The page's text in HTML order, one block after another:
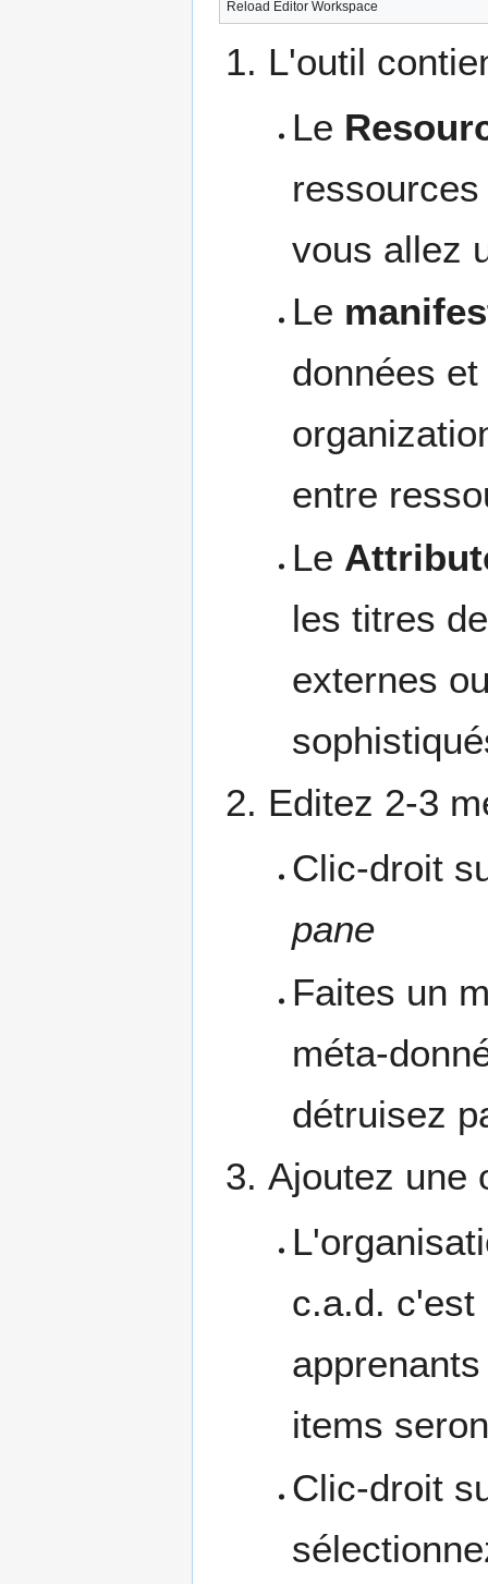
Reload Editor Workspace
L'outil
Le
vous allez
Le
données
entre
Le
les titres
externes
Editez 2-3
Clic-droit
pane
Faites un
méta-
détruisez
Ajoutez une
c.a.d. c'est
items
Clic-droit